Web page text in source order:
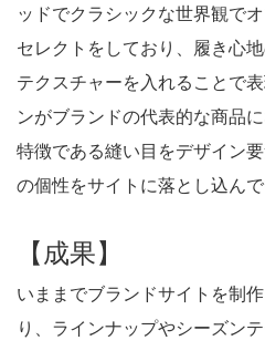
ッドでクラシックな世界観で
セレクトをしており、履き心
テクスチャーを入れることで
ンがブランドの代表的な商品
特徴である縫い目をデザイン
の個性をサイトに落とし込んで
【成果】
いままでブランドサイトを制
り、ラインナップやシーズン